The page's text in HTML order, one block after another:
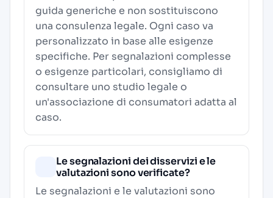
guida generiche e non sostituiscono
una consulenza legale. Ogni caso va
personalizzato in base alle esigenze
specifiche. Per segnalazioni complesse
o esigenze particolari, consigliamo di
consultare uno studio legale o
un'associazione di consumatori adatta al
caso.
Le segnalazioni dei disservizi e le
valutazioni sono verificate?
Le segnalazioni e le valutazioni sono